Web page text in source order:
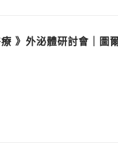
》外泌體研討會｜圖